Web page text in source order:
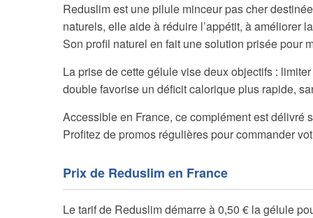
Reduslim est une pilule minceur pas cher
naturels, elle aide à réduire l’appétit, à améliorer
Son profil naturel en fait une solution prisée pour
La prise de cette gélule vise deux objectifs :
double favorise un déficit calorique plus rapide,
Accessible en France, ce complément est
Profitez de promos régulières pour commander
Prix de Reduslim en France
Le tarif de Reduslim démarre à 0,50 € la gélule